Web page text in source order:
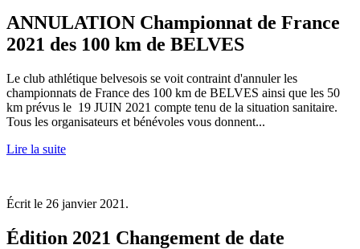
ANNULATION Championnat de France
2021 des 100 km de BELVES
Le club athlétique belvesois se voit contraint d'annuler les
championnats de France des 100 km de BELVES ainsi que les 50
km prévus le 19 JUIN 2021 compte tenu de la situation sanitaire.
Tous les organisateurs et bénévoles vous donnent...
Lire la suite
Écrit le 26 janvier 2021 .
Édition 2021 Changement de date